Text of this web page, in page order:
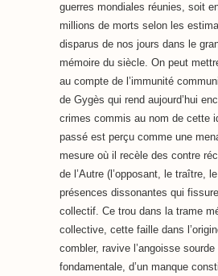
guerres mondiales réunies, soit
millions de morts selon les
disparus de nos jours dans le
mémoire du siècle. On peut
au compte de l’immunité
de Gygès qui rend aujourd’hui
crimes commis au nom de cette
passé est perçu comme une
mesure où il recèle des contre
de l’Autre (l’opposant, le traître,
présences dissonantes qui
collectif. Ce trou dans la trame
collective, cette faille dans
combler, ravive l’angoisse sourde
fondamentale, d’un manque